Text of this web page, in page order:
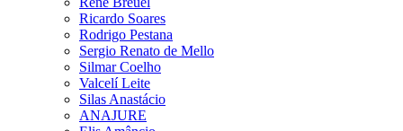
Ricardo Soares
Rodrigo Pestana
Sergio Renato de Mello
Silmar Coelho
Valcelí Leite
Silas Anastácio
ANAJURE